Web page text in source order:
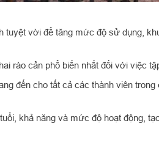
tuyệt vời để tăng mức độ sử dụng,
rào cản phổ biến nhất đối với việc
đến cho tất cả các thành viên
khả năng và mức độ hoạt động,